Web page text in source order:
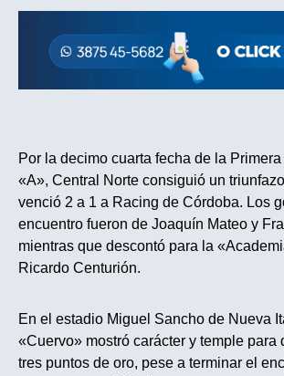
Por la decimo cuarta fecha de la
«A», Central Norte consiguió un
venció 2 a 1 a Racing de Córdoba. Los
encuentro fueron de Joaquín Mateo y
mientras que descontó para la
Ricardo Centurión.
En el estadio Miguel Sancho de Nueva
«Cuervo» mostró carácter y temple para
tres puntos de oro, pese a terminar el